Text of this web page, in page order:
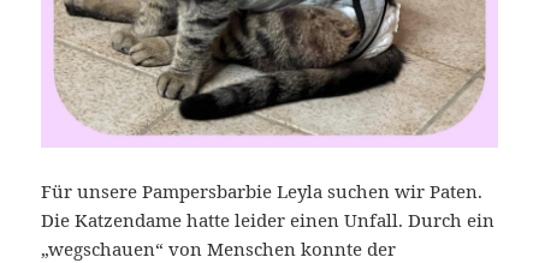
Für unsere Pampersbarbie Leyla suchen wir Paten.
Die Katzendame hatte leider einen Unfall. Durch ein
„wegschauen“ von Menschen konnte der